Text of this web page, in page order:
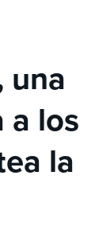
una
a los
la